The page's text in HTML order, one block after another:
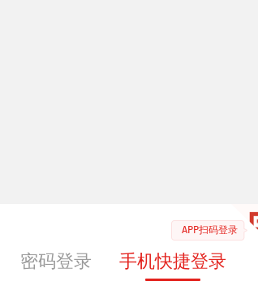
APP扫码登录
密码登录 手机快捷登录